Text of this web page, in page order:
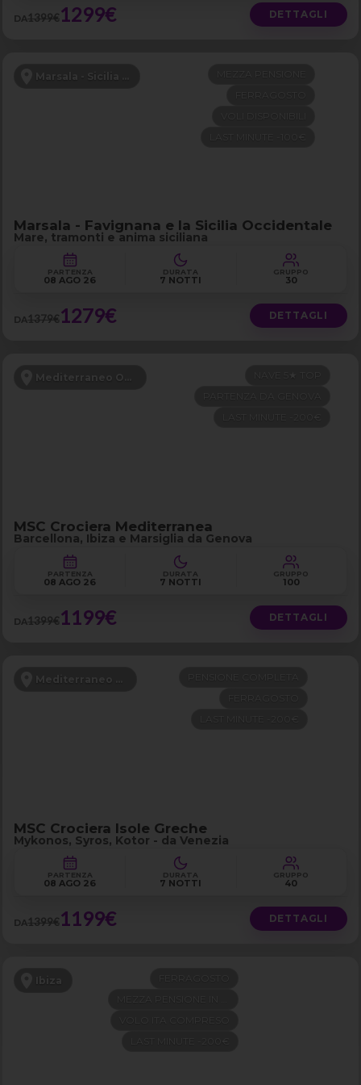
DA1399€1299€ DETTAGLI
Marsala - Sicilia Occidentale
Marsala - Favignana e la Sicilia Occidentale
Mare, tramonti e anima siciliana
PARTENZA
08 AGO 26
DURATA
7 NOTTI
GRUPPO
30
DA1379€1279€ DETTAGLI
Mediterraneo Occidentale
NAVE 5★ TOP
MSC Crociera Mediterranea
Barcellona, Ibiza e Marsiglia da Genova
PARTENZA
08 AGO 26
DURATA
7 NOTTI
GRUPPO
100
DA1399€1199€ DETTAGLI
Mediterraneo Orientale
MSC Crociera Isole Greche
Mykonos, Syros, Kotor - da Venezia
PARTENZA
08 AGO 26
DURATA
7 NOTTI
GRUPPO
40
DA1399€1199€ DETTAGLI
Ibiza